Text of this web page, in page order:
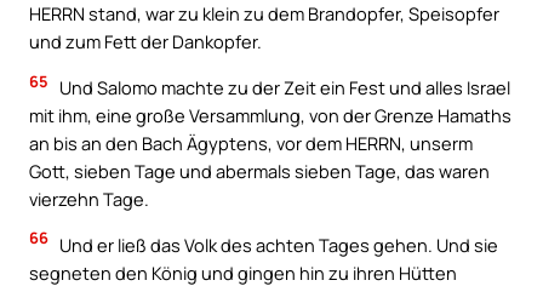
HERRN stand, war zu klein zu dem Brandopfer, Speisopfer
und zum Fett der Dankopfer.
65
Und Salomo machte zu der Zeit ein Fest und alles Israel
mit ihm, eine große Versammlung, von der Grenze Hamaths
an bis an den Bach Ägyptens, vor dem HERRN, unserm
Gott, sieben Tage und abermals sieben Tage, das waren
vierzehn Tage.
66 Und er ließ das Volk des achten Tages gehen. Und sie
segneten den König und gingen hin zu ihren Hütten